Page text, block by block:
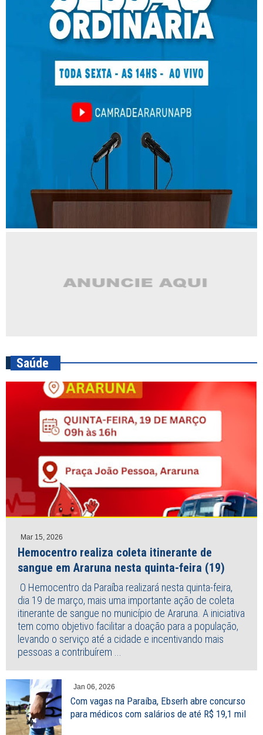
Saúde
Mar 15, 2026
Hemocentro realiza coleta itinerante de
sangue em Araruna nesta quinta-feira (19)
O Hemocentro da Paraíba realizará nesta quinta-feira,
dia 19 de março, mais uma importante ação de coleta
itinerante de sangue no município de Araruna. A iniciativa
tem como objetivo facilitar a doação para a população,
levando o serviço até a cidade e incentivando mais
pessoas a contribuírem ...
Jan 06, 2026
Com vagas na Paraíba, Ebserh abre concurso
para médicos com salários de até R$ 19,1 mil